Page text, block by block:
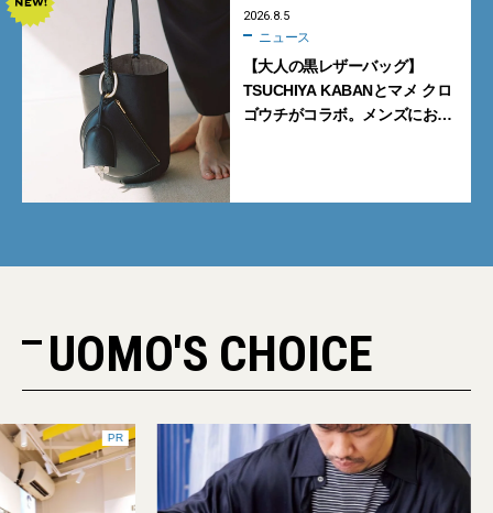
2026.8.5
ニュース
【大人の黒レザーバッグ】
TSUCHIYA KABANとマメ クロ
ゴウチがコラボ。メンズにおす
UOMO'S CHOICE
PR